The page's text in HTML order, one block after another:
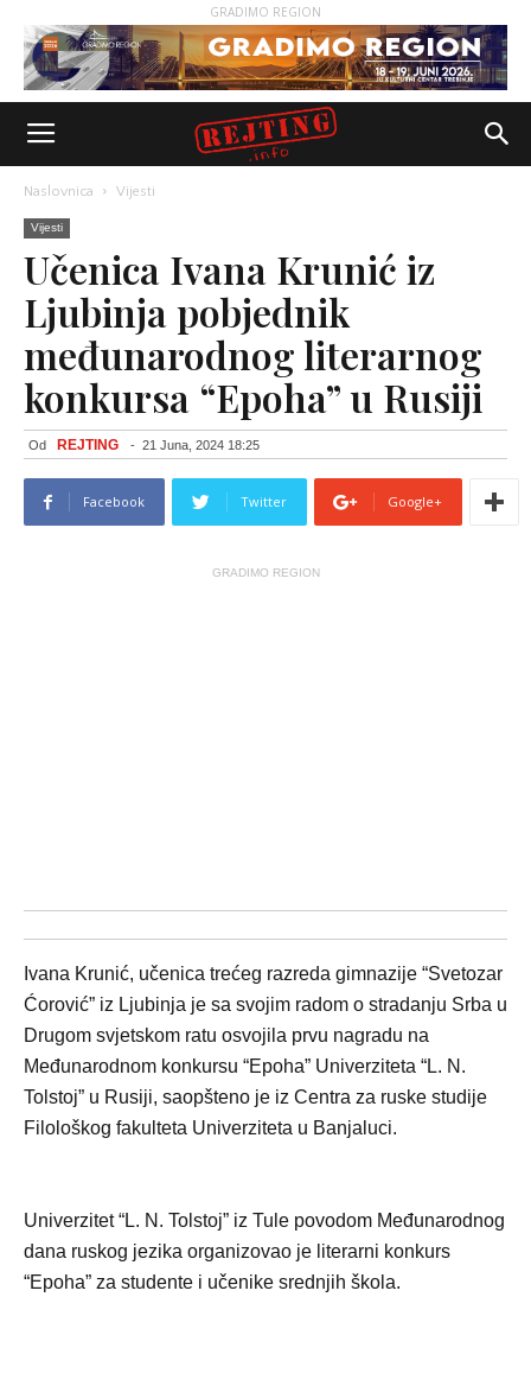
GRADIMO REGION
Naslovnica Vijesti
Vijesti
Učenica Ivana Krunić iz
Ljubinja pobjednik
međunarodnog literarnog
konkursa “Epoha” u Rusiji
Od REJTING - 21 Juna, 2024 18:25
Facebook Twitter Google+
GRADIMO REGION
Ivana Krunić, učenica trećeg razreda gimnazije “Svetozar
Ćorović” iz Ljubinja je sa svojim radom o stradanju Srba u
Drugom svjetskom ratu osvojila prvu nagradu na
Međunarodnom konkursu “Epoha” Univerziteta “L. N.
Tolstoj” u Rusiji, saopšteno je iz Centra za ruske studije
Filološkog fakulteta Univerziteta u Banjaluci.
Univerzitet “L. N. Tolstoj” iz Tule povodom Međunarodnog
dana ruskog jezika organizovao je literarni konkurs
“Epoha” za studente i učenike srednjih škola.